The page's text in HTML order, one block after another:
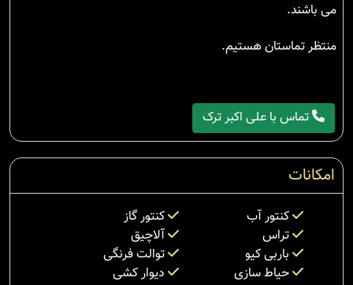
می باشند.
منتظر تماستان هستیم.
تماس با علی اکبر ترک
امکانات
کنتور آب
کنتور گاز
تراس
آلاچیق
باربی کیو
توالت فرنگی
حیاط سازی
دیوار کشی